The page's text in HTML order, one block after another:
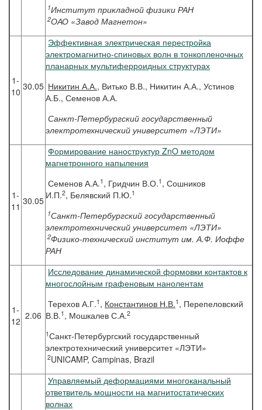
1Институт прикладной физики РАН
2ОАО «Завод Магнетон»
1-
10 30.05
Эффективная электрическая перестройка
электромагнитно-спиновых волн в тонкопленочных
планарных мультиферроидных структурах
Никитин А.А., Витько В.В., Никитин А.А., Устинов
А.Б., Семенов А.А.
Санкт-Петербургский государственный
электротехнический университет «ЛЭТИ»
1-
11 30.05
Формирование наноструктур ZnO методом
магнетронного напыления
Семенов А.А.1 , Гридчин В.О.1 , Сошников
И.П.2, Белявский П.Ю.1
1Санкт-Петербургский государственный
электротехнический университет «ЛЭТИ»
2Физико-технический институт им. А.Ф. Иоффе
РАН
1-
12 2.06
Исследование динамической формовки контактов к
многослойным графеновым нанолентам
Терехов А.Г.1 , Константинов Н.В.1 , Перепеловский
В.В.1 , Мошкалев С.А.2
1Санкт-Петербургский государственный
электротехнический университет «ЛЭТИ»
2UNICAMP, Campinas, Brazil
Управляемый деформациями многоканальный
ответвитель мощности на магнитостатических
волнах